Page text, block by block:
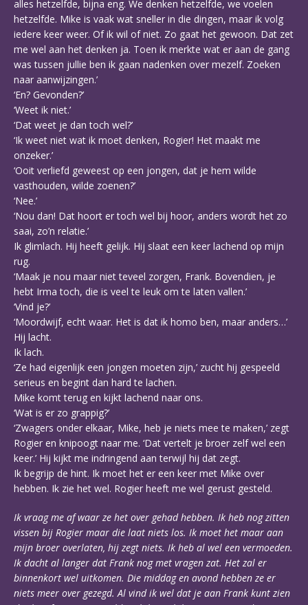
alles hetzelfde, bijna eng. We denken hetzelfde, we voelen
hetzelfde. Mike is vaak wat sneller in die dingen, maar ik volg
iedere keer weer. Of ik wil of niet. Zo gaat het gewoon. Dat zet
me wel aan het denken ja. Toen ik merkte wat er aan de gang
was tussen jullie ben ik gaan nadenken over mezelf. Zoeken
naar aanwijzingen.’
‘En? Gevonden?’
‘Weet ik niet.’
‘Dat weet je dan toch wel?’
‘Ik weet niet wat ik moet denken, Rogier! Het maakt me
onzeker.’
‘Ooit verliefd geweest op een jongen, dat je hem wilde
vasthouden, wilde zoenen?’
‘Nee.’
‘Nou dan! Dat hoort er toch wel bij hoor, anders wordt het zo
saai, zo’n relatie.’
Ik glimlach. Hij heeft gelijk. Hij slaat een keer lachend op mijn
rug.
‘Maak je nou maar niet teveel zorgen, Frank. Bovendien, je
hebt Irma toch, die is veel te leuk om te laten vallen.’
‘Vind je?’
‘Moordwijf, echt waar. Het is dat ik homo ben, maar anders…’
Hij lacht.
Ik lach.
‘Ze had eigenlijk een jongen moeten zijn,’ zucht hij gespeeld
serieus en begint dan hard te lachen.
Mike komt terug en kijkt lachend naar ons.
‘Wat is er zo grappig?’
‘Zwagers onder elkaar, Mike, heb je niets mee te maken,’ zegt
Rogier en knipoogt naar me. ‘Dat vertelt je broer zelf wel een
keer.’ Hij kijkt me indringend aan terwijl hij dat zegt.
Ik begrijp de hint. Ik moet het er een keer met Mike over
hebben. Ik zie het wel. Rogier heeft me wel gerust gesteld.
Ik vraag me af waar ze het over gehad hebben. Ik heb nog zitten
vissen bij Rogier maar die laat niets los. Ik moet het maar aan
mijn broer overlaten, hij zegt niets. Ik heb al wel een vermoeden.
Ik dacht al langer dat Frank nog met vragen zat. Het zal er
binnenkort wel uitkomen. Die middag en avond hebben ze er
niets meer over gezegd. Al vind ik wel dat je aan Frank kunt zien